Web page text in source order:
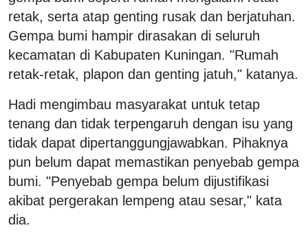
retak, serta atap genting rusak dan berjatuhan.
Gempa bumi hampir dirasakan di seluruh
kecamatan di Kabupaten Kuningan. "Rumah
retak-retak, plapon dan genting jatuh," katanya.
Hadi mengimbau masyarakat untuk tetap
tenang dan tidak terpengaruh dengan isu yang
tidak dapat dipertanggungjawabkan. Pihaknya
pun belum dapat memastikan penyebab gempa
bumi. "Penyebab gempa belum dijustifikasi
akibat pergerakan lempeng atau sesar," kata
dia.